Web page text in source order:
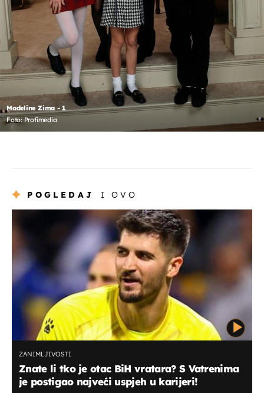
Madeline Zima - 1
Foto: Profimedia
POGLEDAJ I OVO
ZANIMLJIVOSTI
Znate li tko je otac BiH vratara? S Vatrenima
je postigao najveći uspjeh u karijeri!